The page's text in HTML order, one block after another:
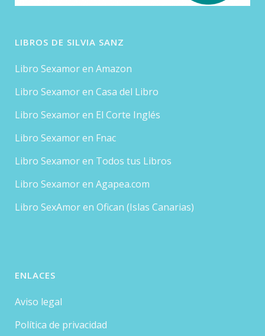
LIBROS DE SILVIA SANZ
Libro Sexamor en Amazon
Libro Sexamor en Casa del Libro
Libro Sexamor en El Corte Inglés
Libro Sexamor en Fnac
Libro Sexamor en Todos tus Libros
Libro Sexamor en Agapea.com
Libro SexAmor en Ofican (Islas Canarias)
ENLACES
Aviso legal
Política de privacidad